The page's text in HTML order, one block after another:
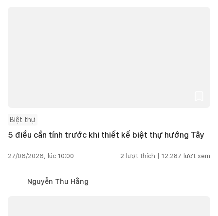
Biệt thự
5 điều cần tính trước khi thiết kế biệt thự hướng Tây
27/06/2026, lúc 10:00 2 lượt thích | 12.287 lượt xem
Nguyễn Thu Hằng